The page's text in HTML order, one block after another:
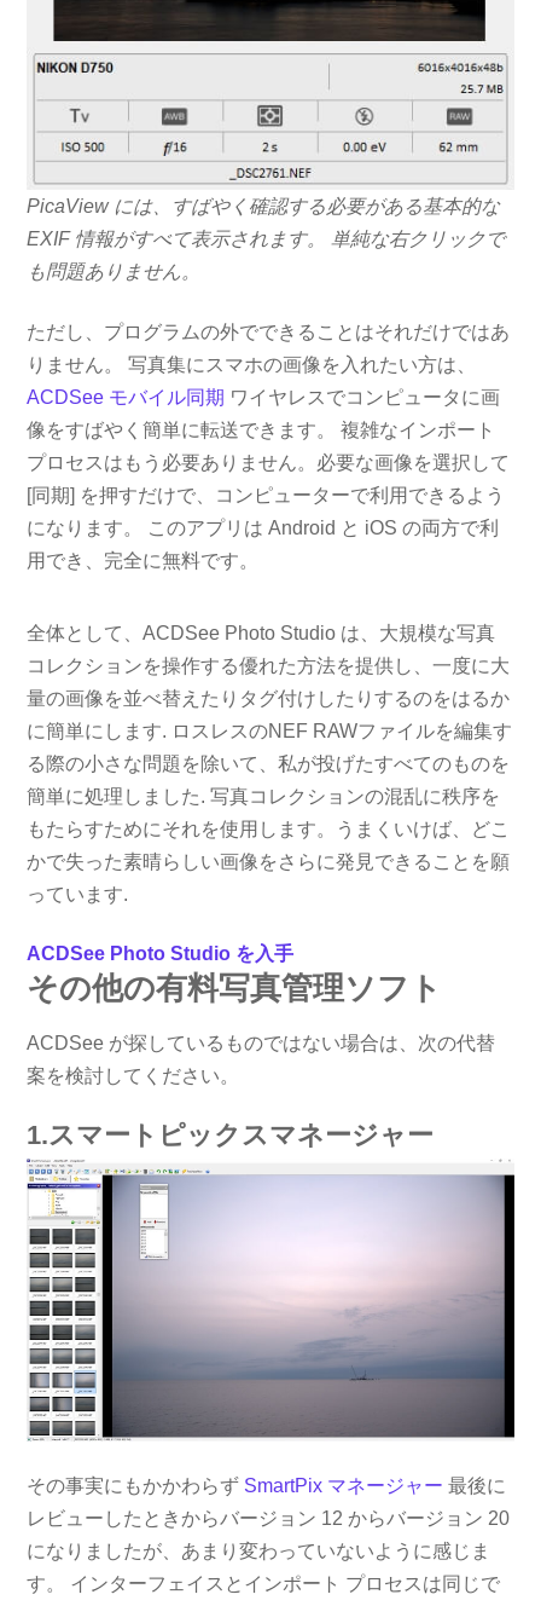
PicaView には、すばやく確認する必要がある基本的な
EXIF 情報がすべて表示されます。 単純な右クリックで
も問題ありません。
ただし、プログラムの外でできることはそれだけではあ
りません。 写真集にスマホの画像を入れたい方は、
ACDSee モバイル同期 ワイヤレスでコンピュータに画
像をすばやく簡単に転送できます。 複雑なインポート
プロセスはもう必要ありません。必要な画像を選択して
[同期] を押すだけで、コンピューターで利用できるよう
になります。 このアプリは Android と iOS の両方で利
用でき、完全に無料です。
全体として、ACDSee Photo Studio は、大規模な写真
コレクションを操作する優れた方法を提供し、一度に大
量の画像を並べ替えたりタグ付けしたりするのをはるか
に簡単にします. ロスレスのNEF RAWファイルを編集す
る際の小さな問題を除いて、私が投げたすべてのものを
簡単に処理しました. 写真コレクションの混乱に秩序を
もたらすためにそれを使用します。うまくいけば、どこ
かで失った素晴らしい画像をさらに発見できることを願
っています.
ACDSee Photo Studio を入手
その他の有料写真管理ソフト
ACDSee が探しているものではない場合は、次の代替
案を検討してください。
1.スマートピックスマネージャー
その事実にもかかわらず SmartPix マネージャー 最後に
レビューしたときからバージョン 12 からバージョン 20
になりましたが、あまり変わっていないように感じま
す。 インターフェイスとインポート プロセスは同じで